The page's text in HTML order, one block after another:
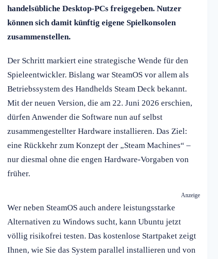
handelsübliche Desktop-PCs freigegeben. Nutzer
können sich damit künftig eigene Spielkonsolen
zusammenstellen.
Der Schritt markiert eine strategische Wende für den
Spieleentwickler. Bislang war SteamOS vor allem als
Betriebssystem des Handhelds Steam Deck bekannt.
Mit der neuen Version, die am 22. Juni 2026 erschien,
dürfen Anwender die Software nun auf selbst
zusammengestellter Hardware installieren. Das Ziel:
eine Rückkehr zum Konzept der „Steam Machines“ –
nur diesmal ohne die engen Hardware-Vorgaben von
früher.
Anzeige
Wer neben SteamOS auch andere leistungsstarke
Alternativen zu Windows sucht, kann Ubuntu jetzt
völlig risikofrei testen. Das kostenlose Startpaket zeigt
Ihnen, wie Sie das System parallel installieren und von